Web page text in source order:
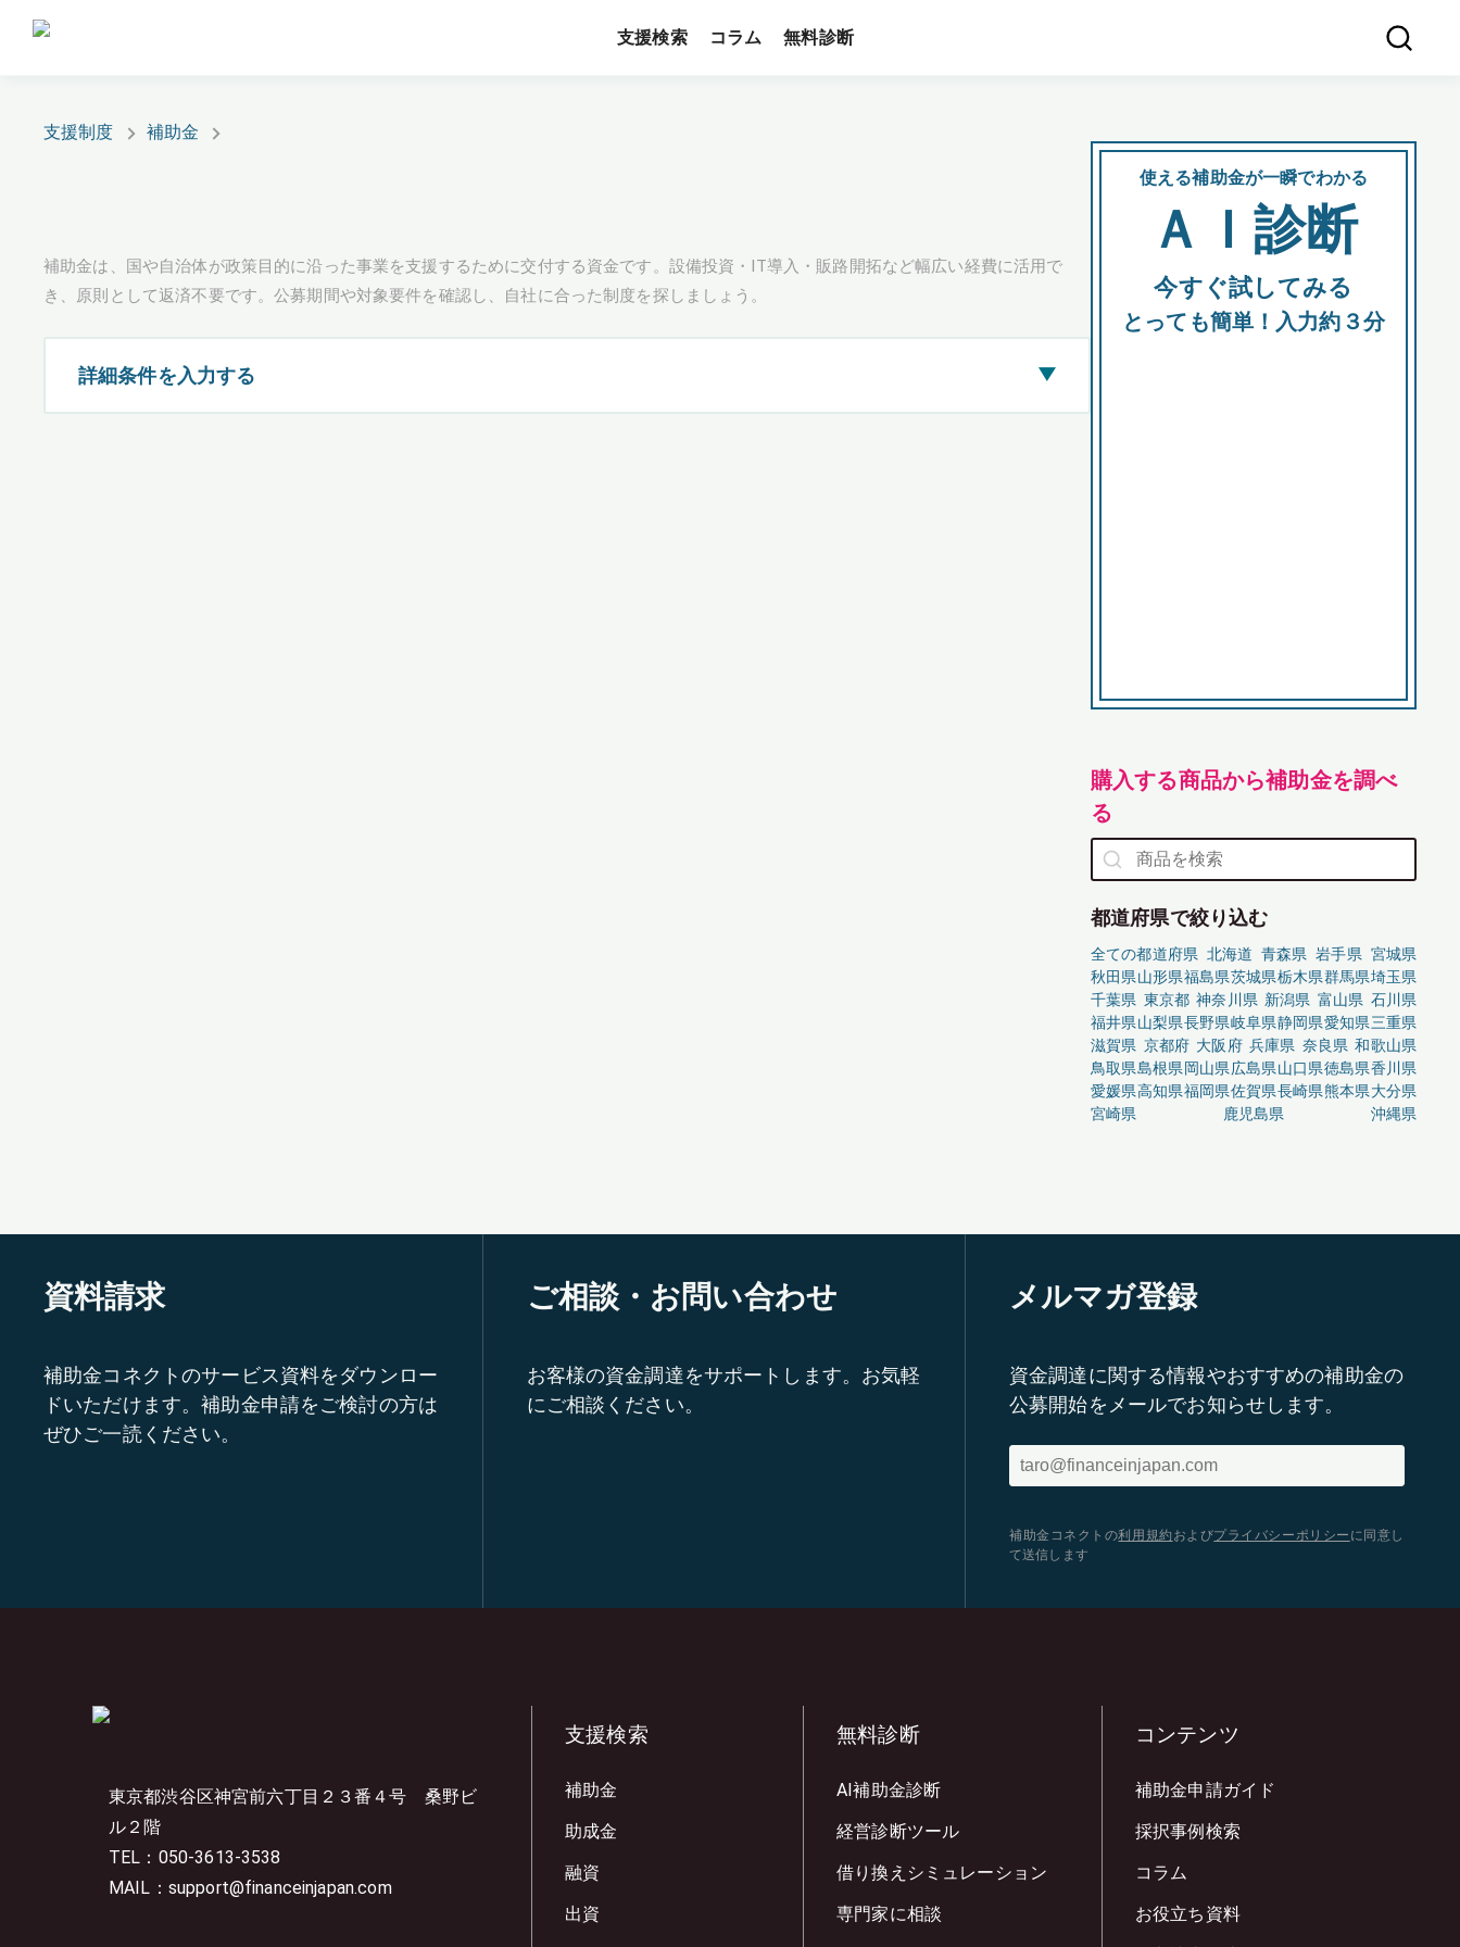
支援検索 コラム 無料診断
支援制度 補助金
補助金は、国や自治体が政策目的に沿った事業を支援するために交付する資金です。設備投資・IT導入・販路開拓など幅広い経費に活用で
き、原則として返済不要です。公募期間や対象要件を確認し、自社に合った制度を探しましょう。
詳細条件を入力する ▶
使える補助金が一瞬でわかる
ＡＩ診断
今すぐ試してみる
とっても簡単！入力約３分
購入する商品から補助金を調べ
る
都道府県で絞り込む
全ての都道府県 北海道 青森県 岩手県 宮城県
秋田県山形県福島県茨城県栃木県群馬県埼玉県
千葉県 東京都 神奈川県 新潟県 富山県 石川県
福井県山梨県長野県岐阜県静岡県愛知県三重県
滋賀県 京都府 大阪府 兵庫県 奈良県 和歌山県
鳥取県島根県岡山県広島県山口県徳島県香川県
愛媛県高知県福岡県佐賀県長崎県熊本県大分県
宮崎県
鹿児島県 沖縄県
資料請求
補助金コネクトのサービス資料をダウンロー
ドいただけます。補助金申請をご検討の方は
ぜひご一読ください。
ご相談・お問い合わせ
お客様の資金調達をサポートします。お気軽
にご相談ください。
メルマガ登録
資金調達に関する情報やおすすめの補助金の
公募開始をメールでお知らせします。
補助金コネクトの利用規約 およびプライバシーポリシー に同意し
て送信します
東京都渋谷区神宮前六丁目２３番４号 桑野ビ
ル２階
TEL：050-3613-3538
MAIL：support@financeinjapan.com
支援検索
補助金
助成金
融資
出資
無料診断
AI補助金診断
経営診断ツール
借り換えシミュレーション
専門家に相談
コンテンツ
補助金申請ガイド
採択事例検索
コラム
お役立ち資料